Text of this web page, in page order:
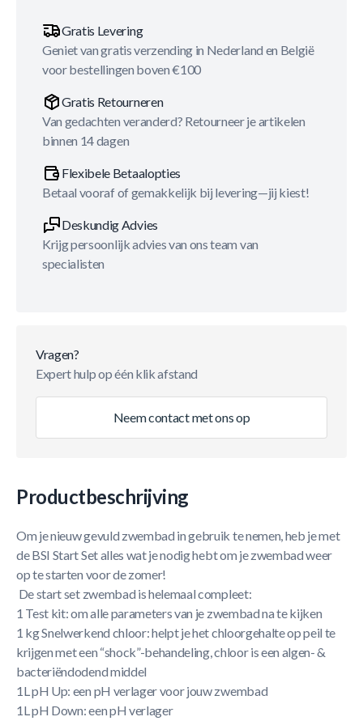
Gratis Levering
Geniet van gratis verzending in Nederland en België
voor bestellingen boven €100
Gratis Retourneren
Van gedachten veranderd? Retourneer je artikelen
binnen 14 dagen
Flexibele Betaalopties
Betaal vooraf of gemakkelijk bij levering—jij kiest!
Deskundig Advies
Krijg persoonlijk advies van ons team van
specialisten
Vragen?
Expert hulp op één klik afstand
Neem contact met ons op
Productbeschrijving
Om je nieuw gevuld zwembad in gebruik te nemen, heb je met
de BSI Start Set alles wat je nodig hebt om je zwembad weer
op te starten voor de zomer!
De start set zwembad is helemaal compleet:
1 Test kit: om alle parameters van je zwembad na te kijken
1 kg Snelwerkend chloor: helpt je het chloorgehalte op peil te
krijgen met een “shock”-behandeling, chloor is een algen- &
bacteriëndodend middel
1L pH Up: een pH verlager voor jouw zwembad
1L pH Down: een pH verlager